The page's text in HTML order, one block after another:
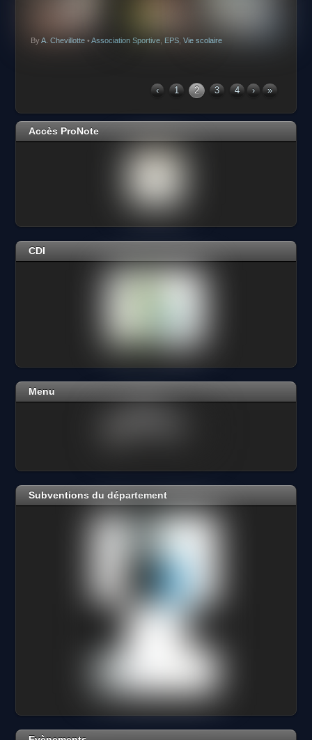
ByA. Chevillotte• Association Sportive, EPS, Vie scolaire
‹ 1 2 3 4 › »
Accès ProNote
CDI
Menu
Subventions du département